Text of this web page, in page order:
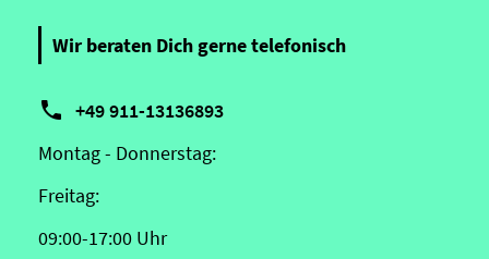
Wir beraten Dich gerne telefonisch
 +49 911-13136893
Montag - Donnerstag:
Freitag:
09:00-17:00 Uhr